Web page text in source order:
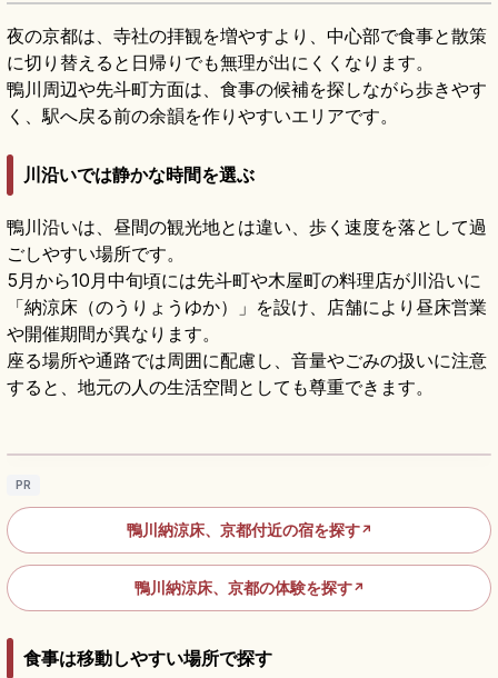
夜の京都は、寺社の拝観を増やすより、中心部で食事と散策
に切り替えると日帰りでも無理が出にくくなります。
鴨川周辺や先斗町方面は、食事の候補を探しながら歩きやす
く、駅へ戻る前の余韻を作りやすいエリアです。
川沿いでは静かな時間を選ぶ
鴨川沿いは、昼間の観光地とは違い、歩く速度を落として過
ごしやすい場所です。
5月から10月中旬頃には先斗町や木屋町の料理店が川沿いに
「納涼床（のうりょうゆか）」を設け、店舗により昼床営業
や開催期間が異なります。
座る場所や通路では周囲に配慮し、音量やごみの扱いに注意
すると、地元の人の生活空間としても尊重できます。
鴨川納涼床ガイド｜先斗町・木屋町の夏の川
PR
鴨川納涼床、京都付近の宿を探す↗
鴨川納涼床、京都の体験を探す↗
食事は移動しやすい場所で探す